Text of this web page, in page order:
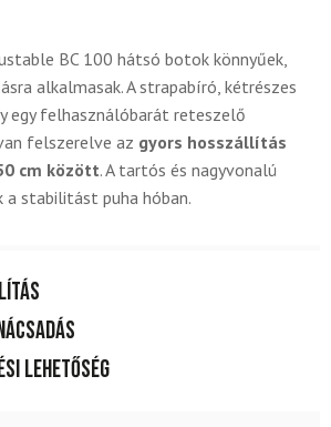
BC 100 hátsó botok könnyűek,
alkalmasak. A strapabíró, kétrészes
egy felhasználóbarát reteszelő
felszerelve az gyors hosszállítás
cm között. A tartós és nagyvonalú
stabilitást puha hóban.
lehetőség